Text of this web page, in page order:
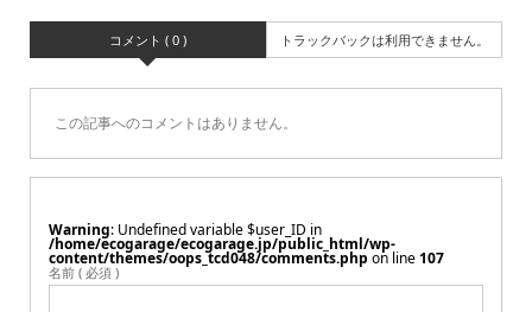
コメント ( 0 ) トラックバックは利用できません。
この記事へのコメントはありません。
Warning : Undefined variable $user_ID in
/home/ecogarage/ecogarage.jp/public_html/wp-
content/themes/oops_tcd048/comments.php on line107
名前 ( 必須 )